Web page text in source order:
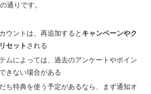
通りです。
ウントは、再追加すると キャンペーンやク
セットされる
ムによっては、過去のアンケートやポイン
きない場合がある
ち特典を使う予定があるなら、まず通知オ